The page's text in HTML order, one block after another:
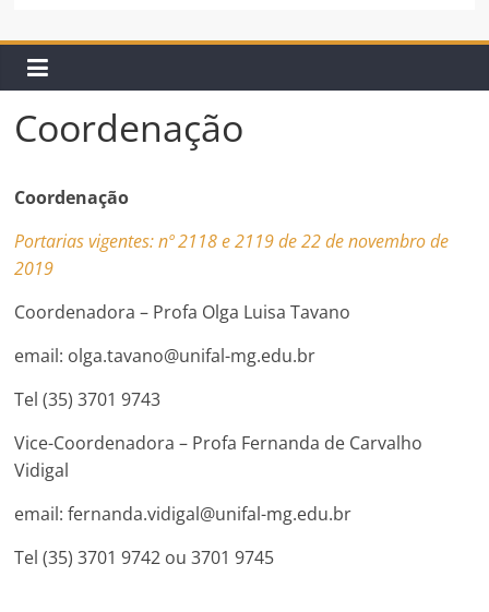
Coordenação
Coordenação
Portarias vigentes: nº 2118 e 2119 de 22 de novembro de
2019
Coordenadora – Profa Olga Luisa Tavano
email: olga.tavano@unifal-mg.edu.br
Tel (35) 3701 9743
Vice-Coordenadora – Profa Fernanda de Carvalho
Vidigal
email: fernanda.vidigal@unifal-mg.edu.br
Tel (35) 3701 9742 ou 3701 9745